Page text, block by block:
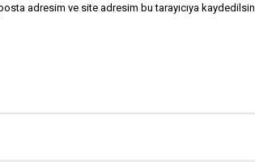
adresim ve site adresim bu tarayıcıya kaydedilsin.